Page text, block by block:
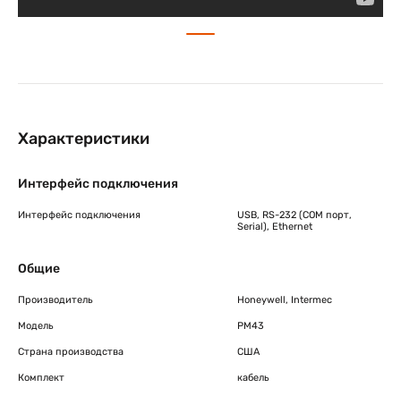
Характеристики
Интерфейс подключения
Интерфейс подключения
USB, RS-232 (COM порт,
Serial), Ethernet
Общие
Производитель Honeywell, Intermec
Модель PM43
Страна производства США
Комплект кабель